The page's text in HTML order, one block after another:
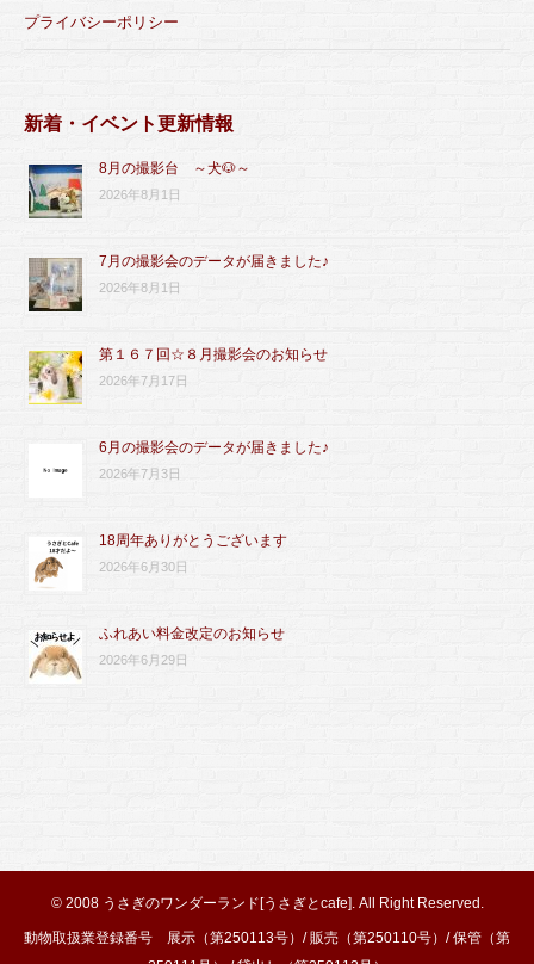
プライバシーポリシー
新着・イベント更新情報
8月の撮影台 ～犬🐶～
2026年8月1日
7月の撮影会のデータが届きました♪
2026年8月1日
第１６７回☆８月撮影会のお知らせ
2026年7月17日
6月の撮影会のデータが届きました♪
2026年7月3日
18周年ありがとうございます
2026年6月30日
ふれあい料金改定のお知らせ
2026年6月29日
© 2008 うさぎのワンダーランド[うさぎとcafe]. All Right Reserved.
動物取扱業登録番号 展示（第250113号）/ 販売（第250110号）/ 保管（第